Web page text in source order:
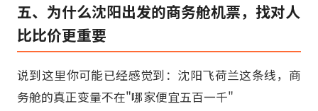
五、为什么沈阳出发的商务舱机票，找对人
比比价更重要
说到这里你可能已经感觉到：沈阳飞荷兰这条线，商
务舱的真正变量不在"哪家便宜五百一千"